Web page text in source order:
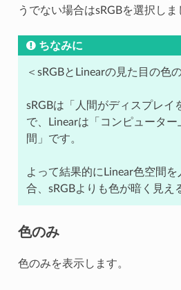
うでない場合はsRGBを選択しま
ちなみに
＜sRGBとLinearの見た目の色
sRGBは「人間がディスプレイ
で、Linearは「コンピュータ
間」です。
よって結果的にLinear色空間
合、sRGBよりも色が暗く見え
色のみ
色のみを表示します。